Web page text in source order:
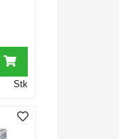
Stk